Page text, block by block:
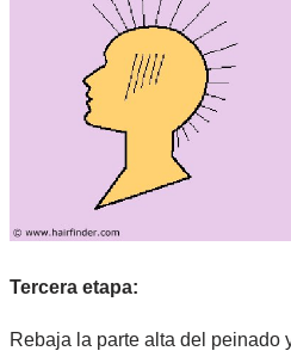
Tercera etapa:
Rebaja la parte alta del peinado